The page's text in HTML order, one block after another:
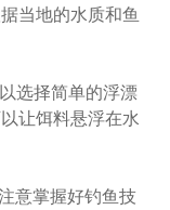
当地的水质和鱼
选择简单的浮漂
让饵料悬浮在水
意掌握好钓鱼技